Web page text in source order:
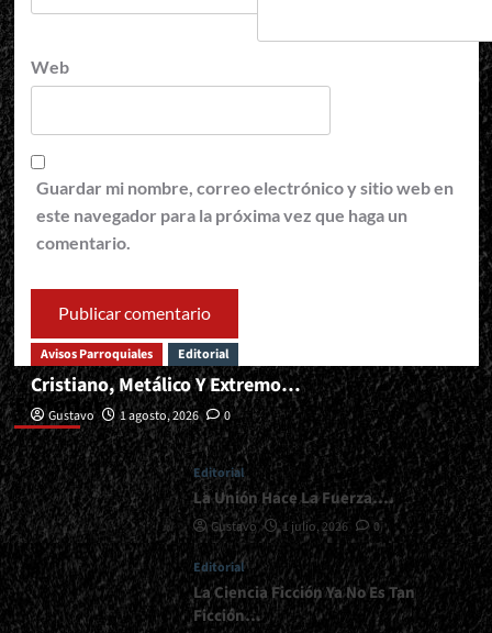
Web
Guardar mi nombre, correo electrónico y sitio web en
este navegador para la próxima vez que haga un
comentario.
Editorial
Avisos Parroquiales Editorial
Cristiano, Metálico Y Extremo…
Gustavo 1 agosto, 2026 0
Editorial
La Unión Hace La Fuerza….
Gustavo 1 julio, 2026 0
Editorial
La Ciencia Ficción Ya No Es Tan
Ficción…